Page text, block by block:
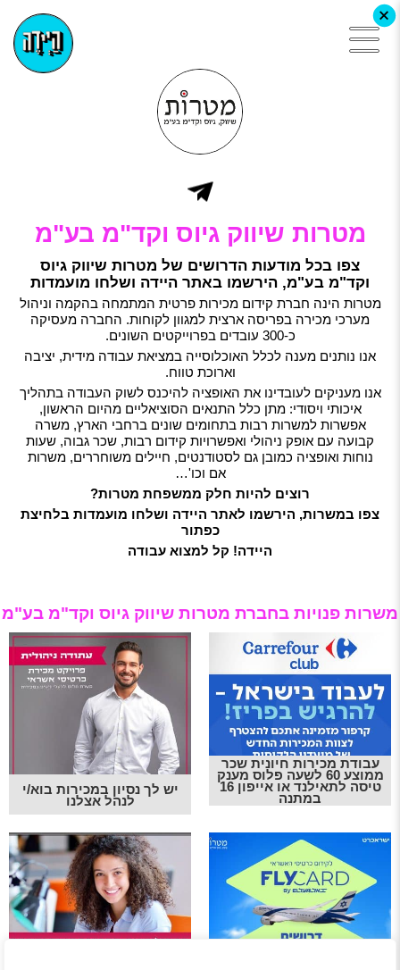
+
מטרות שיווק גיוס וקד"מ בע"מ
צפו בכל מודעות הדרושים של מטרות שיווק גיוס
וקד"מ בע"מ, הירשמו באתר היידה ושלחו מועמדות
מטרות הינה חברת קידום מכירות פרטית המתמחה בהקמה וניהול
מערכי מכירה בפריסה ארצית למגוון לקוחות. החברה מעסיקה
כ-300 עובדים בפרוייקטים השונים.
אנו נותנים מענה לכלל האוכלוסייה במציאת עבודה מידית, יציבה
וארוכת טווח.
אנו מעניקים לעובדינו את האופציה להיכנס לשוק העבודה בתהליך
איכותי ויסודי: מתן כלל התנאים הסוציאליים מהיום הראשון,
אפשרות למשרות רבות בתחומים שונים ברחבי הארץ, משרה
קבועה עם אופק ניהולי ואפשרויות קידום רבות, שכר גבוה, שעות
נוחות ואופציה כמובן גם לסטודנטים, חיילים משוחררים, משרות
אם וכו'…
רוצים להיות חלק ממשפחת מטרות?
צפו במשרות, הירשמו לאתר היידה ושלחו מועמדות בלחיצת
כפתור
היידה! קל למצוא עבודה
משרות פנויות בחברת מטרות שיווק גיוס וקד"מ בע"מ
עבודת מכירות חיונית שכר
ממוצע 60 לשעה פלוס מענק
טיסה לתאילנד או אייפון 16
במתנה
יש לך נסיון במכירות בוא/י
לנהל אצלנו